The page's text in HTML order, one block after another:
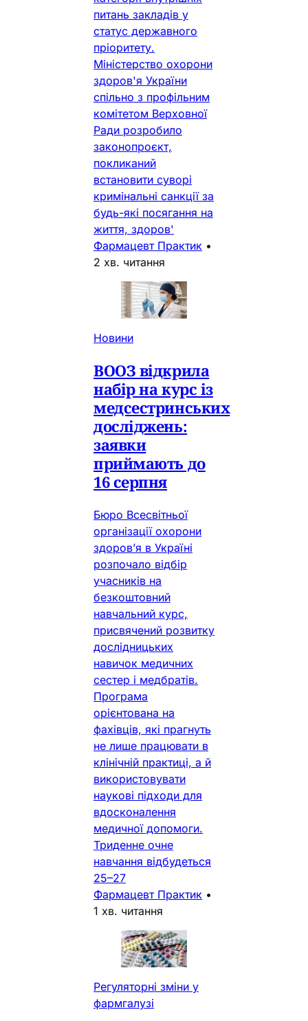
питань закладів у
статус державного
пріоритету.
Міністерство охорони
здоров'я України
спільно з профільним
комітетом Верховної
Ради розробило
законопроєкт,
покликаний
встановити суворі
кримінальні санкції за
будь-які посягання на
життя, здоров'
Фармацевт Практик •
2 хв. читання
Новини
ВООЗ відкрила
набір на курс із
медсестринських
досліджень:
заявки
приймають до
16 серпня
Бюро Всесвітньої
організації охорони
здоров’я в Україні
розпочало відбір
учасників на
безкоштовний
навчальний курс,
присвячений розвитку
дослідницьких
навичок медичних
сестер і медбратів.
Програма
орієнтована на
фахівців, які прагнуть
не лише працювати в
клінічній практиці, а й
використовувати
наукові підходи для
вдосконалення
медичної допомоги.
Триденне очне
навчання відбудеться
25–27
Фармацевт Практик •
1 хв. читання
Регуляторні зміни у
фармгалузі